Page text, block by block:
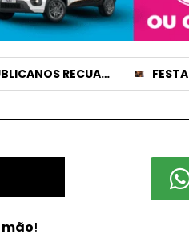
REPUBLICANOS RECUA E LIBERA CHAPA CLEITINHO E FALCÃO PARA DISPUTAR O GOVERNO DE MINAS
!